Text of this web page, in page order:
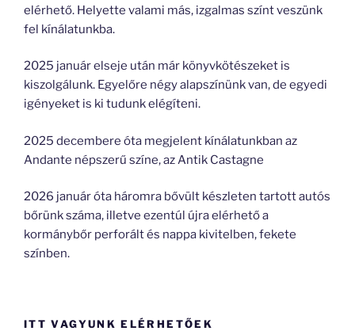
elérhető. Helyette valami más, izgalmas színt veszünk
fel kínálatunkba.
2025 január elseje után már könyvkötészeket is
kiszolgálunk. Egyelőre négy alapszínünk van, de egyedi
igényeket is ki tudunk elégíteni.
2025 decembere óta megjelent kínálatunkban az
Andante népszerű színe, az Antik Castagne
2026 január óta háromra bővült készleten tartott autós
bőrünk száma, illetve ezentúl újra elérhető a
kormánybőr perforált és nappa kivitelben, fekete
színben.
ITT VAGYUNK ELÉRHETŐEK